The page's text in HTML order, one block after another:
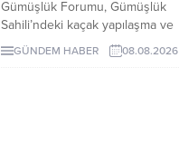
Gümüşlük Forumu, Gümüşlük
Sahili’ndeki kaçak yapılaşma ve
Çayıraltı Halk Plajı’ndaki işgal
iddiaları nedeniyle Bodrum
GÜNDEM HABER 08.08.2026